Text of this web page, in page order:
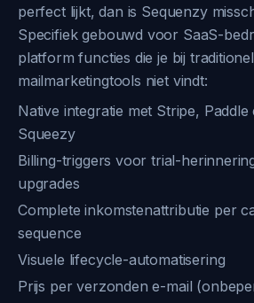
perfect lijkt, dan is Sequenzy
Specifiek gebouwd voor SaaS-
platform functies die je bij
mailmarketingtools niet vindt:
Native integratie met Stripe, Paddle
Squeezy
Billing-triggers voor trial-
upgrades
Complete inkomstenattributie per
sequence
Visuele lifecycle-automatisering
Prijs per verzonden e-mail